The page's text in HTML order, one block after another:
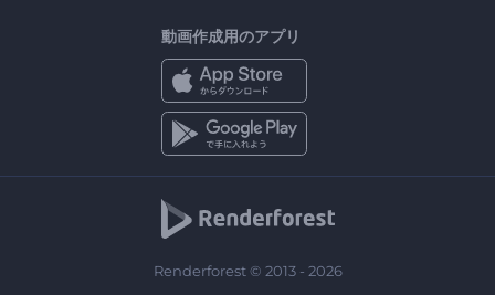
動画作成用のアプリ
Renderforest © 2013 - 2026